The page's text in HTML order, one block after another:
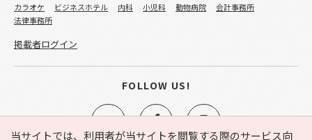
当サイトでは、利用者が当サイトを閲覧する際のサービス向
カラオケ
ビジネスホテル 内科 小児科 動物病院
会計事務所
法律事務所
掲載者ログイン
FOLLOW US!